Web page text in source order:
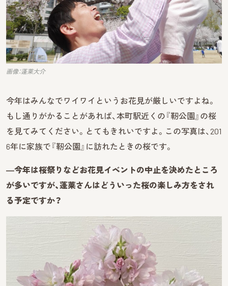
画像：蓬莱大介
今年はみんなでワイワイというお花見が厳しいですよね。
もし通りがかることがあれば、本町駅近くの『靭公園』の桜
を見てみてください。とてもきれいですよ。この写真は、201
6年に家族で『靭公園』に訪れたときの桜です。
―今年は桜祭りなどお花見イベントの中止を決めたところ
が多いですが、蓬莱さんはどういった桜の楽しみ方をされ
る予定ですか？